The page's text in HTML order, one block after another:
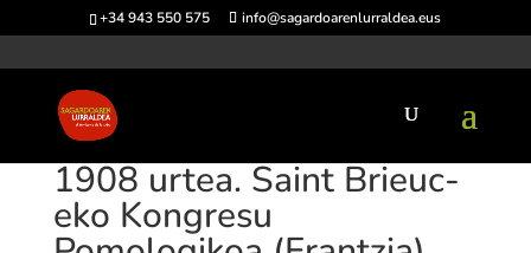
+34 943 550 575 info@sagardoarenlurraldea.eus
1908 urtea. Saint Brieuc-
eko Kongresu